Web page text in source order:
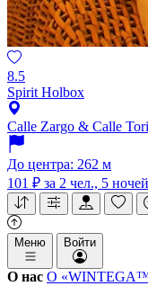
8.5
Spirit Holbox
Calle Zargo & Calle
До центра: 262 м
101 ₽ за 2 чел., 5 ночей
Меню Войти
О нас О